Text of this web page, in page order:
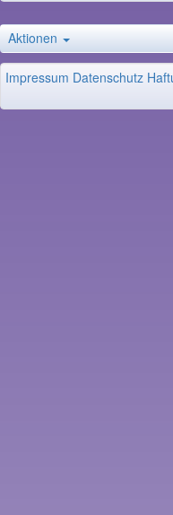
Aktionen
Impressum Datenschutz